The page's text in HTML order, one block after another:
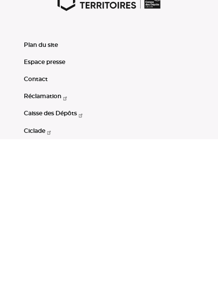
Plan du site
Espace presse
Contact
Réclamation
Caisse des Dépôts
Ciclade